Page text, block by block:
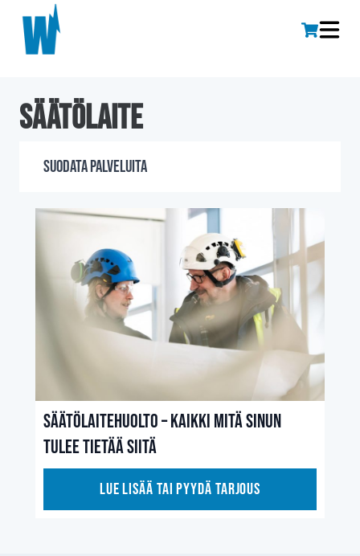
Säätölaite
Suodata palveluita
Säätölaitehuolto – Kaikki mitä sinun
tulee tietää siitä
Lue lisää tai pyydä tarjous